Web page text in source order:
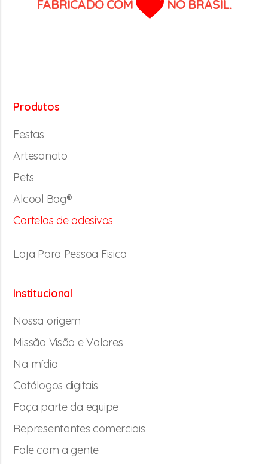
FABRICADO COM NO BRASIL.
Produtos
Festas
Artesanato
Pets
Alcool Bag®
Cartelas de adesivos
Loja Para Pessoa Fisica
Institucional
Nossa origem
Missão Visão e Valores
Na mídia
Catálogos digitais
Faça parte da equipe
Representantes comerciais
Fale com a gente